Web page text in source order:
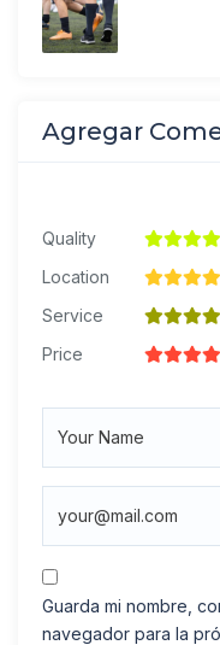
Agregar
Quality
Location
Service
Price
Guarda mi nombre,
navegador para la